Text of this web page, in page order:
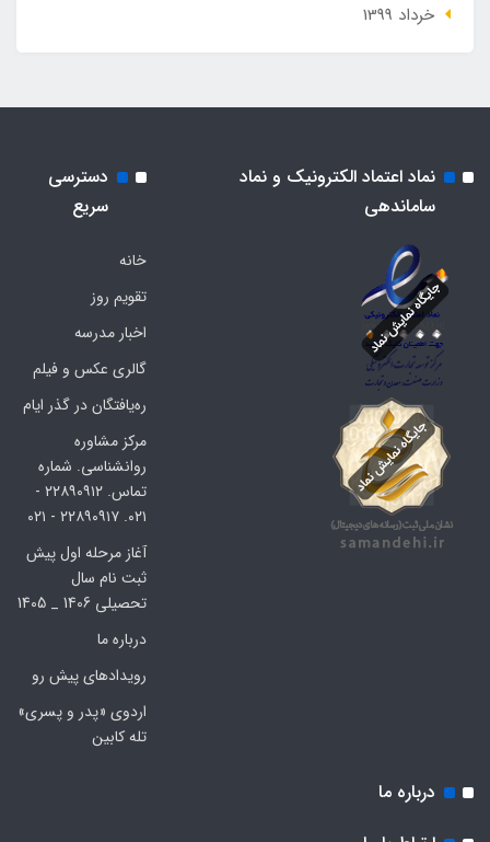
خرداد 1399
نماد اعتماد الکترونیک و نماد
ساماندهی
دسترسی
سریع
خانه
تقویم روز
اخبار مدرسه
گالری عکس و فیلم
ره‌یافتگان در گذر ایام
مرکز مشاوره
روانشناسی. شماره
تماس. ۲۲۸۹۰۹۱۲ -
۰۲۱. ۲۲۸۹۰۹۱۷ - ۰۲۱
آغاز مرحله اول پیش
ثبت نام سال
تحصیلی 1406 _ 1405
درباره ما
رویدادهای پیش رو
اردوی «پدر و پسری»
تله کابین
درباره ما